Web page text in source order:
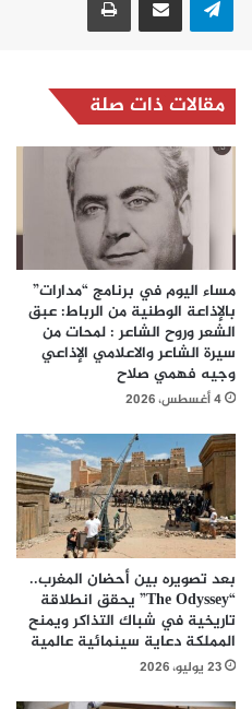
مقالات ذات صلة
مساء اليوم في برنامج “مدارات”
بالإذاعة الوطنية من الرباط: عبق
الشعر وروح الشاعر : لمحات من
سيرة الشاعر والاعلامي الإذاعي
وجيه فهمي صلاح
4 أغسطس، 2026
بعد تصويره بين أحضان المغرب..
“The Odyssey” يحقق انطلاقة
تاريخية في شباك التذاكر ويمنح
المملكة دعاية سينمائية عالمية
23 يوليو، 2026